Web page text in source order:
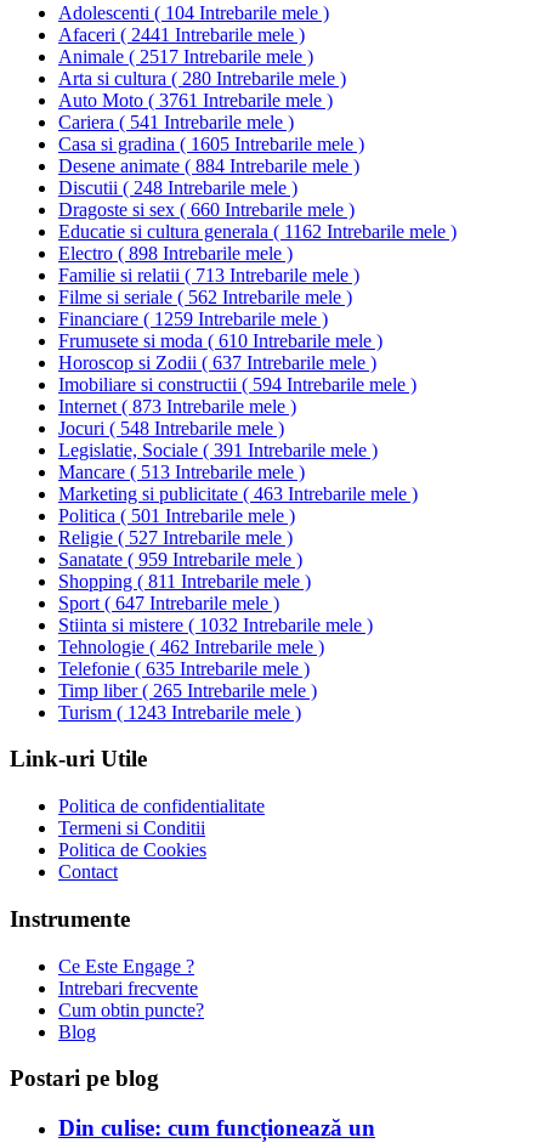
Adolescenti ( 104 Intrebarile mele )
Afaceri ( 2441 Intrebarile mele )
Animale ( 2517 Intrebarile mele )
Arta si cultura ( 280 Intrebarile mele )
Auto Moto ( 3761 Intrebarile mele )
Cariera ( 541 Intrebarile mele )
Casa si gradina ( 1605 Intrebarile mele )
Desene animate ( 884 Intrebarile mele )
Discutii ( 248 Intrebarile mele )
Dragoste si sex ( 660 Intrebarile mele )
Educatie si cultura generala ( 1162 Intrebarile mele )
Electro ( 898 Intrebarile mele )
Familie si relatii ( 713 Intrebarile mele )
Filme si seriale ( 562 Intrebarile mele )
Financiare ( 1259 Intrebarile mele )
Frumusete si moda ( 610 Intrebarile mele )
Horoscop si Zodii ( 637 Intrebarile mele )
Imobiliare si constructii ( 594 Intrebarile mele )
Internet ( 873 Intrebarile mele )
Jocuri ( 548 Intrebarile mele )
Legislatie, Sociale ( 391 Intrebarile mele )
Mancare ( 513 Intrebarile mele )
Marketing si publicitate ( 463 Intrebarile mele )
Politica ( 501 Intrebarile mele )
Religie ( 527 Intrebarile mele )
Sanatate ( 959 Intrebarile mele )
Shopping ( 811 Intrebarile mele )
Sport ( 647 Intrebarile mele )
Stiinta si mistere ( 1032 Intrebarile mele )
Tehnologie ( 462 Intrebarile mele )
Telefonie ( 635 Intrebarile mele )
Timp liber( 265 Intrebarile mele )
Turism ( 1243 Intrebarile mele )
Link-uri Utile
Politica de confidentialitate
Termeni si Conditii
Politica de Cookies
Contact
Instrumente
Ce Este Engage ?
Intrebari frecvente
Cum obtin puncte?
Blog
Postari pe blog
Din culise: cum funcționează un